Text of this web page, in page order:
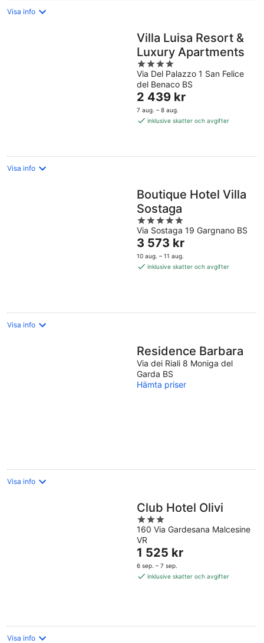
Visa info
Villa Luisa Resort &
Luxury Apartments
4
out
of
5
Via Del Palazzo 1 San Felice
del Benaco BS
Priset
är
2 439 kr
2 439 kr
7 aug. – 8 aug.
inklusive skatter och avgifter
Visa info
Boutique Hotel Villa
Sostaga
5
out
of
5
Via Sostaga 19 Gargnano BS
Priset
är
3 573 kr
3 573 kr
10 aug. – 11 aug.
inklusive skatter och avgifter
Visa info
Residence Barbara
Via dei Riali 8 Moniga del
Garda BS
Hämta priser
Visa info
Club Hotel Olivi
3
out
of
5
160 Via Gardesana Malcesine
VR
Priset
är
1 525 kr
1 525 kr
6 sep. – 7 sep.
inklusive skatter och avgifter
Visa info